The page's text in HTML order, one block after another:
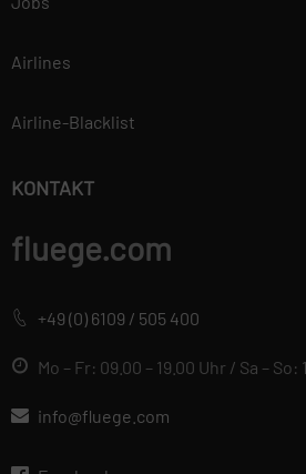
Airlines
Airline-Blacklist
KONTAKT
fluege.com
+49 (0) 6109 / 505 400
Mo – Fr: 09.00 – 19.00 Uhr / Sa – So:
info@fluege.com